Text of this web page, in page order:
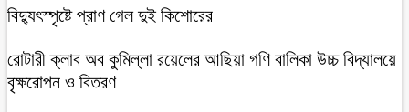
বিদ্যুৎস্পৃষ্টে প্রাণ গেল দুই কিশোরের
রোটারী ক্লাব অব কুমিল্লা রয়েলের আছিয়া গণি বালিকা উচ্চ বিদ্যালয়ে
বৃক্ষরোপন ও বিতরণ